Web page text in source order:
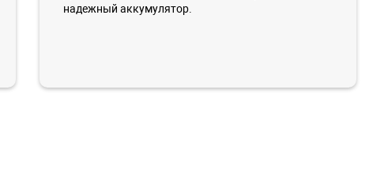
надежный аккумулятор.